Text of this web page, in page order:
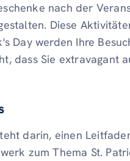
nach der
Diese
Day werden Ihre
dass Sie extravagant
darin, einen
zum Thema St.